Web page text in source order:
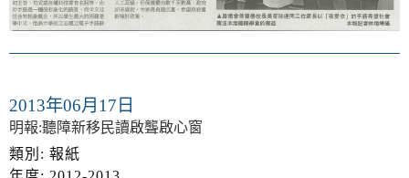
2013年06月17日
明報:聽障新移民讀啟聾啟心窗
類別: 報紙